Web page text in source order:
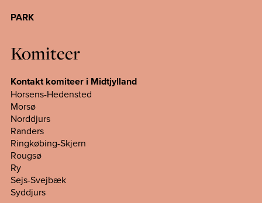
PARK
Komiteer
Kontakt komiteer i Midtjylland
Horsens-Hedensted
Morsø
Norddjurs
Randers
Ringkøbing-Skjern
Rougsø
Ry
Sejs-Svejbæk
Syddjurs